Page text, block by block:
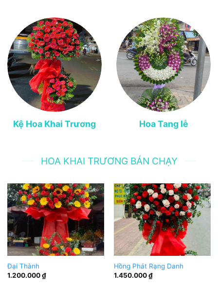
Kệ Hoa Khai Trương Hoa Tang lễ
HOA KHAI TRƯƠNG BÁN CHẠY
Đại Thành
1.200.000₫
Hồng Phát Rạng Danh
1.450.000₫